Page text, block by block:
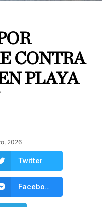
CONTRA
PLAYA
2026
Twitter
Facebook Messenger